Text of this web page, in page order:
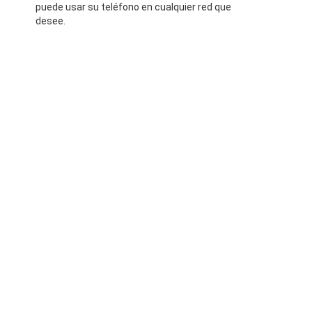
puede usar su teléfono en cualquier red que
desee.